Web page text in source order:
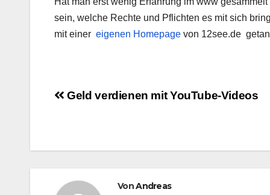
sein, welche Rechte und Pflichten es mit sich
mit einer eigenen Homepage von 12see.de
Beitragsnavigation
Geld verdienen mit YouTube-Videos
VonAndreas